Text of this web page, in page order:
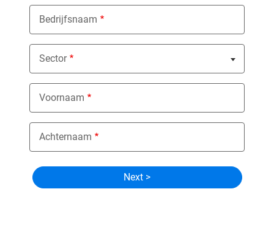
Bedrijfsnaam
Sector
Nothing selected
Voornaam
Achternaam